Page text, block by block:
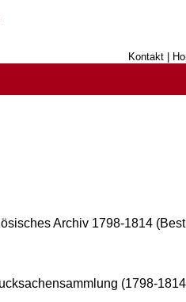
Kontakt
Archiv 1798-1814
(1798-